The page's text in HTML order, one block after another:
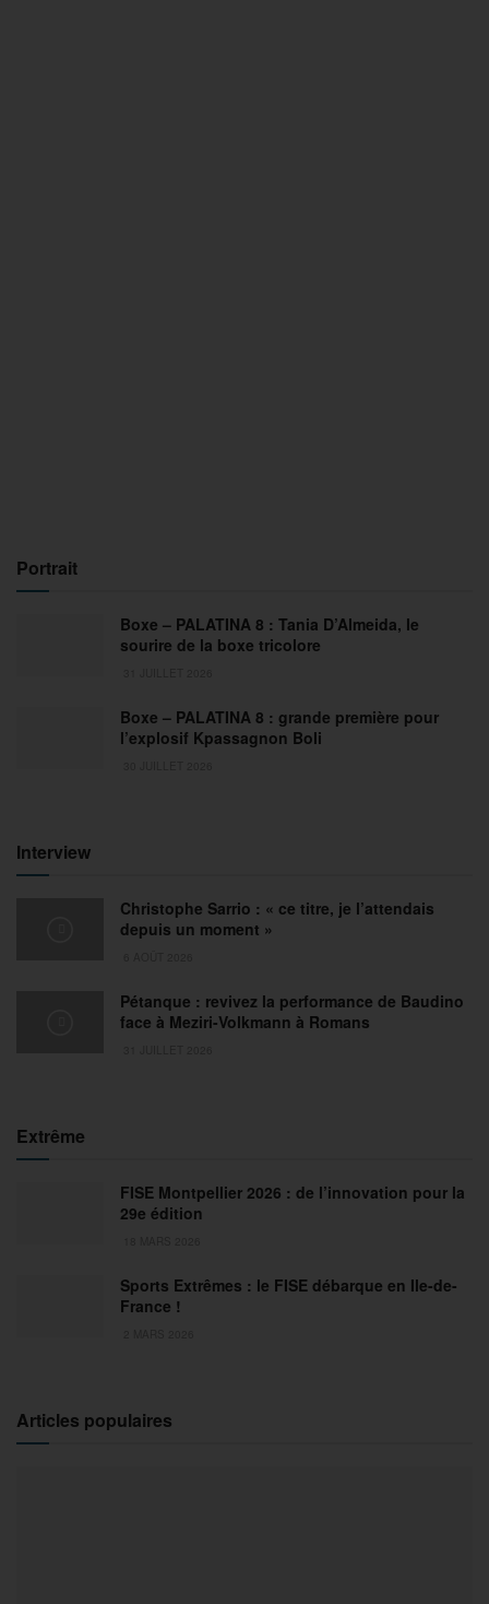
Portrait
Boxe – PALATINA 8 : Tania D’Almeida, le
sourire de la boxe tricolore
Boxe – PALATINA 8 : grande première pour
l’explosif Kpassagnon Boli
Interview
Christophe Sarrio : « ce titre, je l’attendais
depuis un moment »
Pétanque : revivez la performance de Baudino
face à Meziri-Volkmann à Romans
Extrême
FISE Montpellier 2026 : de l’innovation pour la
29e édition
Sports Extrêmes : le FISE débarque en Ile-de-
France !
Articles populaires